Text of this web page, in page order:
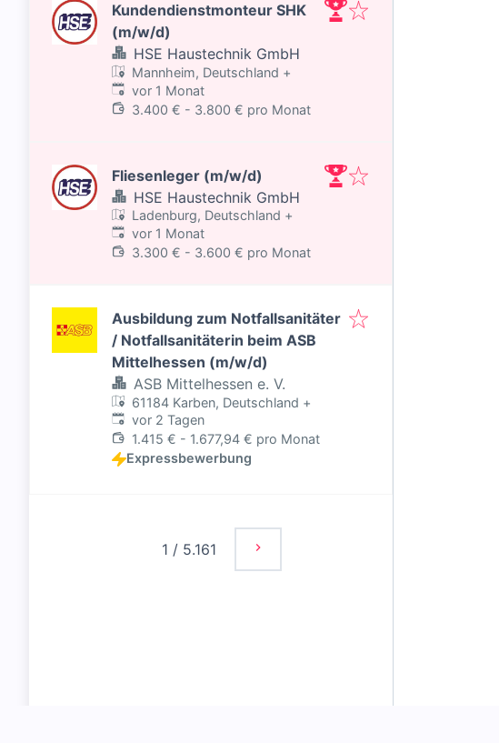
Kundendienstmonteur SHK
(m/w/d)
HSE Haustechnik GmbH
Mannheim, Deutschland +
Veröffentlicht:
vor 1 Monat
3.400 € - 3.800 € pro Monat
Fliesenleger (m/w/d)
HSE Haustechnik GmbH
Ladenburg, Deutschland +
Veröffentlicht:
vor 1 Monat
3.300 € - 3.600 € pro Monat
Ausbildung zum Notfallsanitäter
/ Notfallsanitäterin beim ASB
Mittelhessen (m/w/d)
ASB Mittelhessen e. V.
61184 Karben, Deutschland +
Veröffentlicht:
vor 2 Tagen
1.415 € - 1.677,94 € pro Monat
Expressbewerbung
1 / 5.161